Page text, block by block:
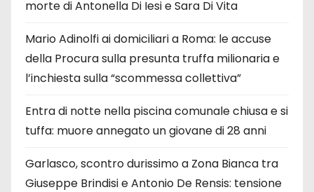
morte di Antonella Di Iesi e Sara Di Vita
Mario Adinolfi ai domiciliari a Roma: le accuse
della Procura sulla presunta truffa milionaria e
l’inchiesta sulla “scommessa collettiva”
Entra di notte nella piscina comunale chiusa e si
tuffa: muore annegato un giovane di 28 anni
Garlasco, scontro durissimo a Zona Bianca tra
Giuseppe Brindisi e Antonio De Rensis: tensione